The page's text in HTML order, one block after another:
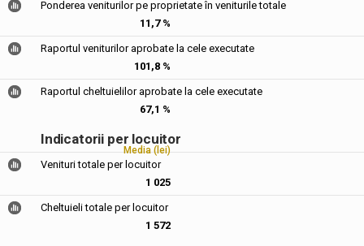
Ponderea veniturilor pe proprietate în veniturile totale
11,7 %
Raportul veniturilor aprobate la cele executate
101,8 %
Raportul cheltuielilor aprobate la cele executate
67,1 %
Indicatorii per locuitor
Media (lei)
Venituri totale per locuitor
1 025
Cheltuieli totale per locuitor
1 572